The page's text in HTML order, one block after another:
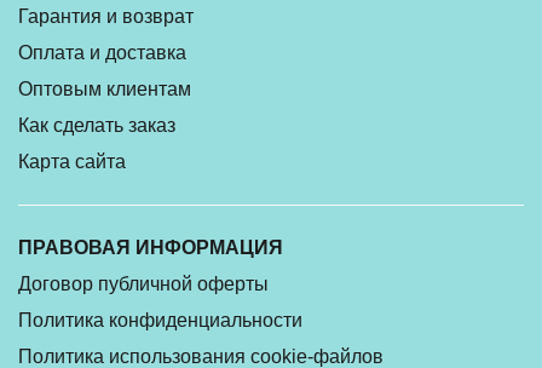
Гарантия и возврат
Оплата и доставка
Оптовым клиентам
Как сделать заказ
Карта сайта
ПРАВОВАЯ ИНФОРМАЦИЯ
Договор публичной оферты
Политика конфиденциальности
Политика использования cookie-файлов